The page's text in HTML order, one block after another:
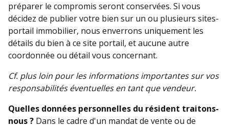
préparer le compromis seront conservées. Si vous
décidez de publier votre bien sur un ou plusieurs sites-
portail immobilier, nous enverrons uniquement les
détails du bien à ce site portail, et aucune autre
coordonnée ou détail vous concernant.
Cf. plus loin pour les informations importantes sur vos
responsabilités éventuelles en tant que vendeur.
Quelles données personnelles du résident traitons-
nous ? Dans le cadre d'un mandat de vente ou de